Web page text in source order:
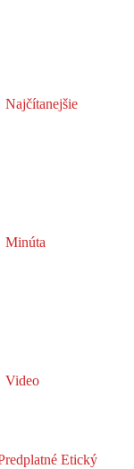
Najčítanejšie
Minúta
Video
Etický